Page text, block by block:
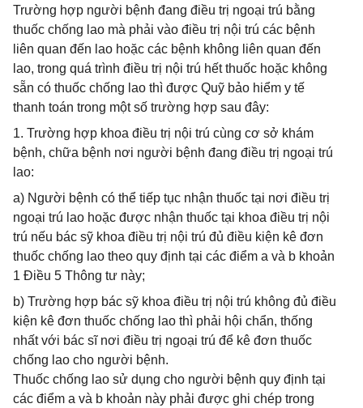
Trường hợp người bệnh đang điều trị ngoại trú bằng
thuốc chống lao mà phải vào điều trị nội trú các bệnh
liên quan đến lao hoặc các bệnh không liên quan đến
lao, trong quá trình điều trị nội trú hết thuốc hoặc không
sẵn có thuốc chống lao thì được Quỹ bảo hiểm y tế
thanh toán trong một số trường hợp sau đây:
1. Trường hợp khoa điều trị nội trú cùng cơ sở khám
bệnh, chữa bệnh nơi người bệnh đang điều trị ngoại trú
lao:
a) Người bệnh có thể tiếp tục nhận thuốc tại nơi điều trị
ngoại trú lao hoặc được nhận thuốc tại khoa điều trị nội
trú nếu bác sỹ khoa điều trị nội trú đủ điều kiện kê đơn
thuốc chống lao theo quy định tại các điểm a và b khoản
1 Điều 5 Thông tư này;
b) Trường hợp bác sỹ khoa điều trị nội trú không đủ điều
kiện kê đơn thuốc chống lao thì phải hội chẩn, thống
nhất với bác sĩ nơi điều trị ngoại trú để kê đơn thuốc
chống lao cho người bệnh.
Thuốc chống lao sử dụng cho người bệnh quy định tại
các điểm a và b khoản này phải được ghi chép trong